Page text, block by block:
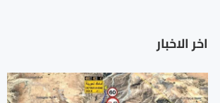
اخر الاخبار